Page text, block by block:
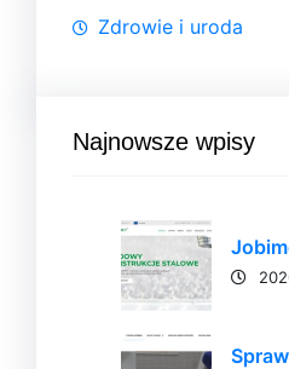
Zdrowie i uroda
Najnowsze wpisy